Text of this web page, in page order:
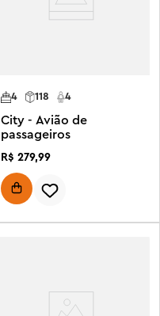
4
4 118
City - Avião de
passageiros
R$ 279,99